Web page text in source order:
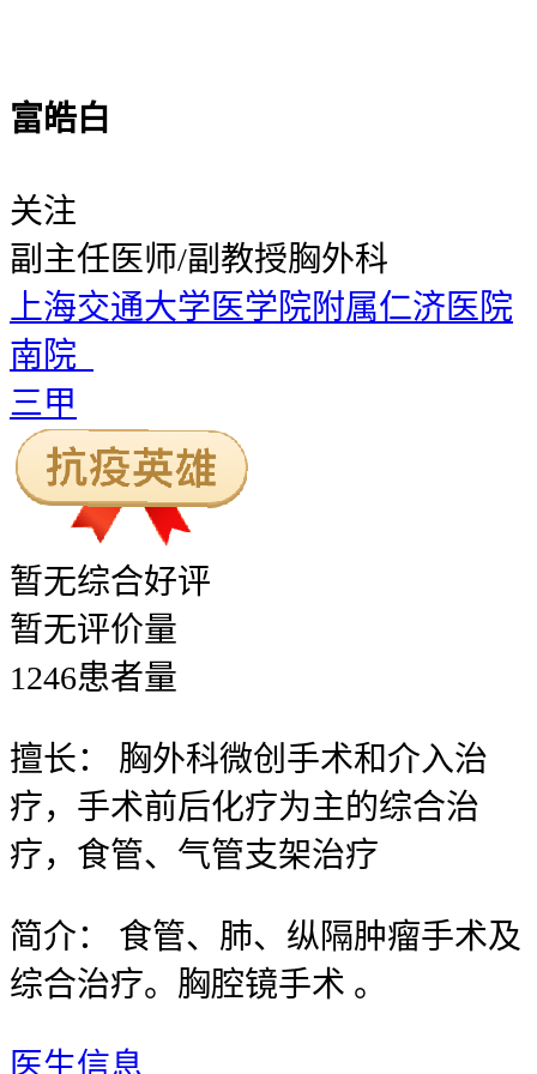
富皓白
关注
副主任医师/副教授胸外科
上海交通大学医学院附属仁济医院
南院
三甲
暂无综合好评
暂无评价量
1246患者量
擅长：
胸外科微创手术和介入治
疗，手术前后化疗为主的综合治
疗，食管、气管支架治疗
简介：
食管、肺、纵隔肿瘤手术及
综合治疗。胸腔镜手术 。